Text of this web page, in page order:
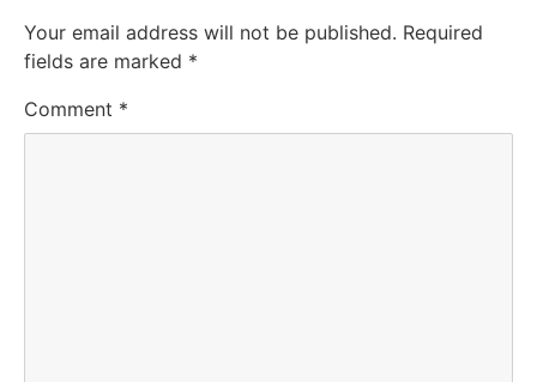
Your email address will not be published. Required
fields are marked *
Comment *